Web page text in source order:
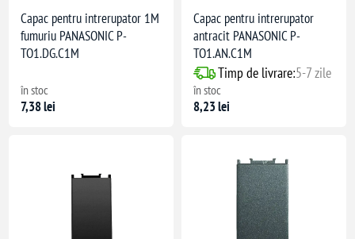
Capac pentru intrerupator 1M
fumuriu PANASONIC P-
TO1.DG.C1M
în stoc
7,38 lei
Capac pentru intrerupator
antracit PANASONIC P-
TO1.AN.C1M
Timp de livrare:5-7 zile
în stoc
8,23 lei